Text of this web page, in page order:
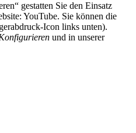
gestatten Sie den Einsatz
YouTube. Sie können die
Icon links unten).
und in unserer